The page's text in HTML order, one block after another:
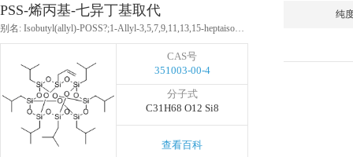
PSS-烯丙基-七异丁基取代
别名: Isobutyl(allyl)-POSS?;1-Allyl-3,5,7,9,11,13,15-heptaisobutylpentacyclo[9.5.1.13,9.15,15.17,13]octasiloxane
CAS号
351003-00-4
分子式
C31H68 O12 Si8
查看百科
纯